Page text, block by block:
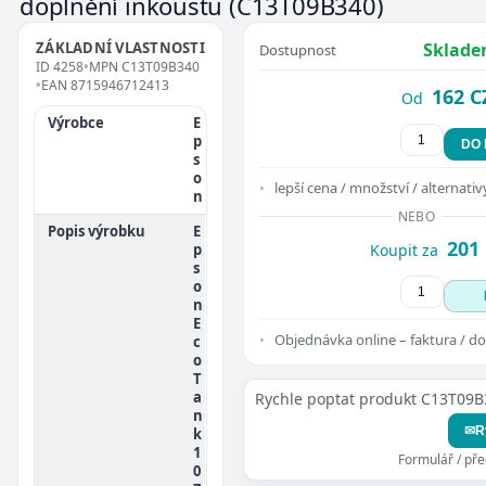
ZÁKLADNÍ VLASTNOSTI
ID 4258•MPN C13T09B340
•EAN 8715946712413
Výrobce
E
p
s
o
n
Popis výrobku
E
p
s
o
n
E
c
o
T
a
n
k
1
0
Dostupnost
Od 162
DO
lepší cena / množství /
NEBO
Koupit za 201
Objednávka online – faktura /
Rychle poptat produkt
✉
Formulář /